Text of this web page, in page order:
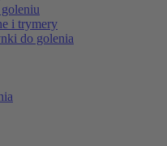
i trymery
do golenia